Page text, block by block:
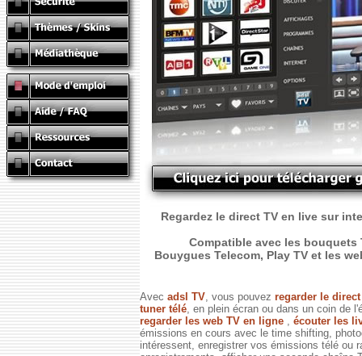
Regardez le direct TV en live sur
Compatible avec les bouquets
Bouygues Telecom, Play TV et les
Avec adsl TV , vous pouvez regarder le
tuner télé , en plein écran ou dans un coin de
regarder les web TV en ligne
écouter les
émissions en cours avec le time shifting,
intéressent, enregistrer vos émissions télé ou